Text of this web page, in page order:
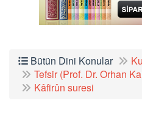
Bütün Dini Konular
Tefsir (Prof. Dr. Orhan
Kâfirûn suresi